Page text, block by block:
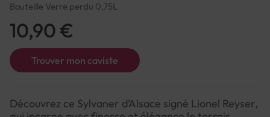
Bouteille Verre perdu 0,75L
Trouver mon caviste
10,90 €
Découvrez ce Sylvaner d’Alsace signé Lionel Reyser,